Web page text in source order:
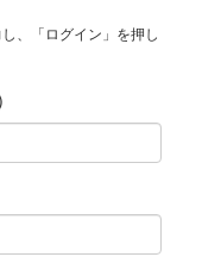
、「ログイン」を押し